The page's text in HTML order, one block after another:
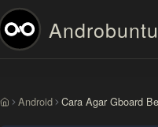
Androbuntu
BerandaAndroid Cara Agar Gboard